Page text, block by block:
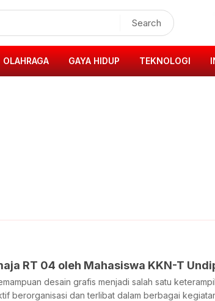
Search
OLAHRAGA GAYA HIDUP TEKNOLOGI
RT 04 oleh Mahasiswa KKN-T
desain grafis menjadi salah satu
berorganisasi dan terlibat dalam berbagai